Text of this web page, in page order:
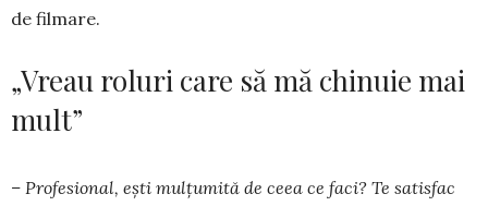
de fil­mare.
„Vreau roluri care să mă chinuie mai
mult”
– Profesional, eşti mulţumită de ceea ce faci? Te satisfac